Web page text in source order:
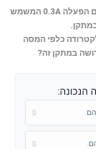
תון מפסק מגן לזרם דלף עם זרם הפעלה 0.3A המשמש
כלפי המסה
במתקן זה?
🔒
🔒